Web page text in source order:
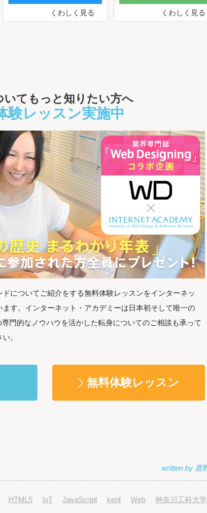
くわしく見る くわしく見る
いてもっと知りたい方へ
験レッスン実施中
についてご紹介をする無料体験レッスンをインターネッ
ます。インターネット・アカデミーは日本初そして唯一の
門的なノウハウを活かした転身についてのご相談も承って
。
無料体験レッスン
HTML5 IoT JavaScript kent Web
神奈川工科大学